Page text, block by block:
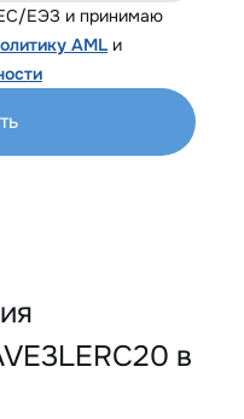
ЕЭЗ и принимаю
AML и
в